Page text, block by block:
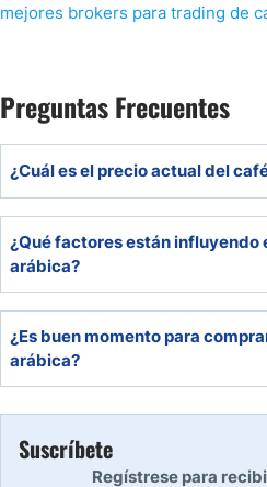
mejores brokers para trading de
Preguntas Frecuentes
¿Cuál es el precio actual del
12.76 soles en el mercado local.
¿Qué factores están influyendo
arábica?
del USD/PEN son los
¿Es buen momento para
arábica?
Se recomienda comprar cerca
centavos) y vender cerca de
centavos).
Suscríbete
Regístrese para